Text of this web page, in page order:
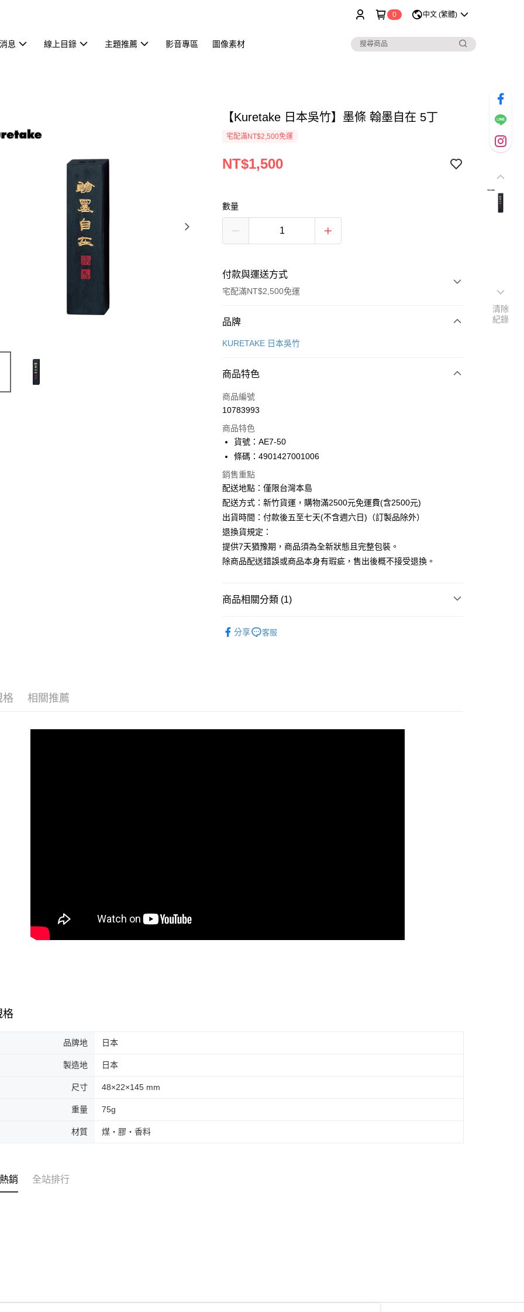
0 中文 (繁體)
息 線上目錄 主題推薦 影音專區 圖像素材
【Kuretake 日本吳竹】墨條 翰墨自在 5丁
宅配滿NT$2,500免運
NT$1,500
數量
付款與運送方式
宅配滿NT$2,500免運
付款方式
信用卡一次付款
悠遊付
ATM付款
下單前請先詢問庫存
每筆NT$130，滿NT$2,500(含以上)免運費
品牌
KURETAKE 日本吳竹
商品特色
商品編號
10783993
商品特色
貨號：AE7-50
條碼：4901427001006
銷售重點
配送地點：僅限台灣本島
配送方式：新竹貨運，購物滿2500元免運費(含2500元)
出貨時間：付款後五至七天(不含週六日)（訂製品除外）
退換貨規定：
提供7天猶豫期，商品須為全新狀態且完整包裝。
除商品配送錯誤或商品本身有瑕疵，售出後概不接受退換。
商品相關分類 (1)
分享
客服
格 相關推薦
格
品牌地 日本
製造地 日本
尺寸 48×22×145 mm
重量 75g
材質 煤・膠・香料
銷 全站排行
清除
紀錄